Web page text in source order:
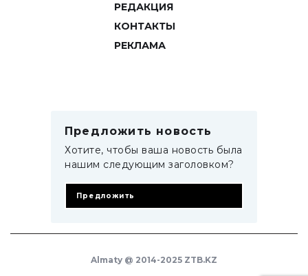
РЕДАКЦИЯ
КОНТАКТЫ
РЕКЛАМА
Предложить новость
Хотите, чтобы ваша новость была
нашим следующим заголовком?
Предложить
Almaty @ 2014-2025 ZTB.KZ